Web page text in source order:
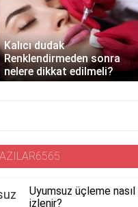
Kalıcı dudak
Renklendirmeden sonra
nelere dikkat edilmeli?
Uyumsuz üçleme nasıl
izlenir?